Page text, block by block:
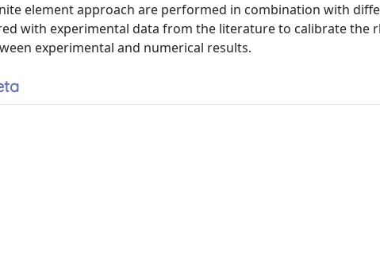
element approach are performed in combination with
with experimental data from the literature to calibrate the
experimental and numerical results.